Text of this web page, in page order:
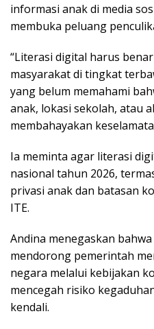
informasi anak di media
membuka peluang
“Literasi digital harus
masyarakat di tingkat
yang belum memahami
anak, lokasi sekolah, atau
membahayakan
Ia meminta agar literasi
nasional tahun 2026,
privasi anak dan batasan
ITE.
Andina menegaskan
mendorong pemerintah
negara melalui kebijakan
mencegah risiko
kendali.